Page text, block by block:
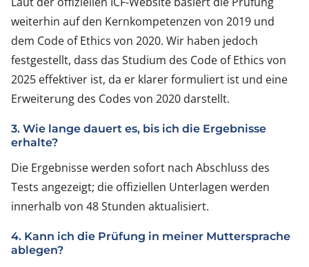
weiterhin auf den Kernkompetenzen von 2019 und
dem Code of Ethics von 2020. Wir haben jedoch
festgestellt, dass das Studium des Code of Ethics von
2025 effektiver ist, da er klarer formuliert ist und eine
Erweiterung des Codes von 2020 darstellt.
3. Wie lange dauert es, bis ich die Ergebnisse
erhalte?
Die Ergebnisse werden sofort nach Abschluss des
Tests angezeigt; die offiziellen Unterlagen werden
innerhalb von 48 Stunden aktualisiert.
4. Kann ich die Prüfung in meiner Muttersprache
ablegen?